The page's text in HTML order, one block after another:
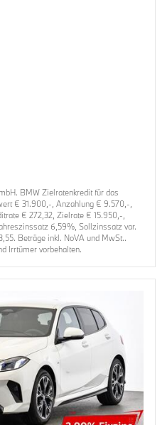
BMW Zielratenkredit für das
€ 31.900,-, Anzahlung € 9.570,-,
€ 272,32, Zielrate € 15.950,-,
6,59%, Sollzinssatz var.
Beträge inkl. NoVA und MwSt..
Irrtümer vorbehalten.